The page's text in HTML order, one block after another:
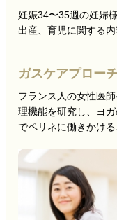
妊娠34〜35週の妊婦
出産、育児に関する
ガスケアプロー
フランス人の女性医
理機能を研究し、ヨ
でペリネに働きかける